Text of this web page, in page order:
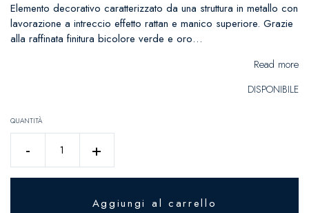
Elemento decorativo caratterizzato da una struttura in metallo con
lavorazione a intreccio effetto rattan e manico superiore. Grazie
alla raffinata finitura bicolore verde e oro…
Read more
DISPONIBILE
QUANTITÀ
-
RATTAN
VERDE
+
Aggiungi al carrello